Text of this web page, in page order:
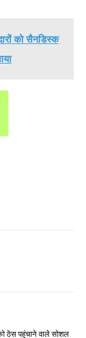
को सैनडिस्क
ठेस पहुंचाने वाले सोशल